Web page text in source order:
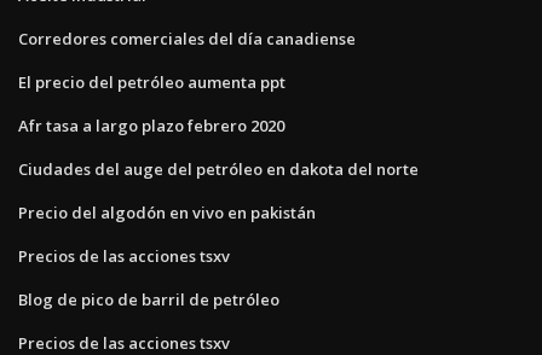
Corredores comerciales del día canadiense
El precio del petróleo aumenta ppt
Afr tasa a largo plazo febrero 2020
Ciudades del auge del petróleo en dakota del norte
Precio del algodón en vivo en pakistán
Precios de las acciones tsxv
Blog de pico de barril de petróleo
Precios de las acciones tsxv